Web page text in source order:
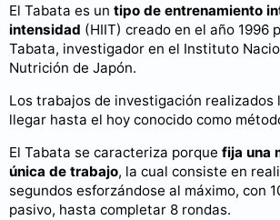
El Tabata es un tipo de entrenamiento
intensidad (HIIT) creado en el año 1996
Tabata, investigador en el Instituto
Nutrición de Japón.
Los trabajos de investigación realizados
llegar hasta el hoy conocido como
El Tabata se caracteriza porque fija una
única de trabajo, la cual consiste en
segundos esforzándose al máximo, con
pasivo, hasta completar 8 rondas.